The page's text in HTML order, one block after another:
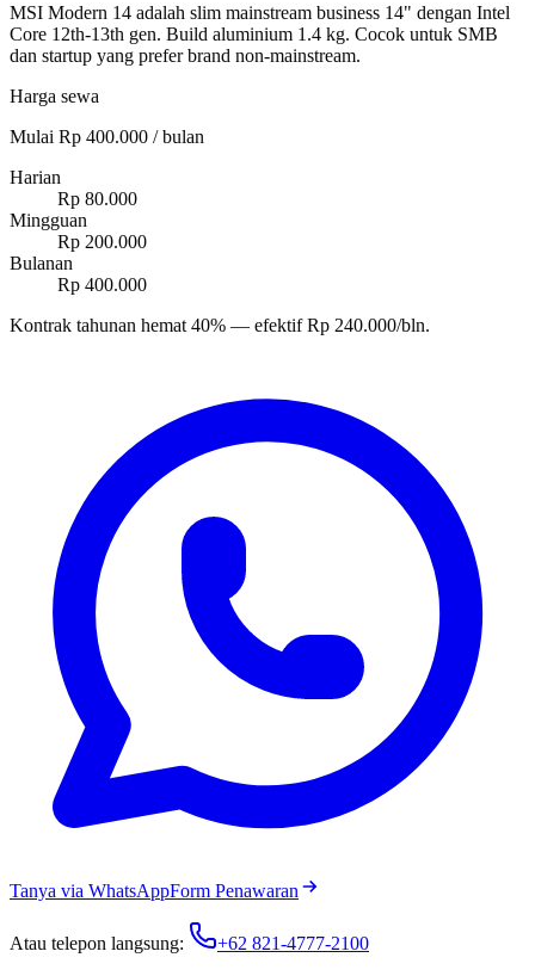
MSI Modern 14 adalah slim mainstream business 14" dengan Intel
Core 12th-13th gen. Build aluminium 1.4 kg. Cocok untuk SMB
dan startup yang prefer brand non-mainstream.
Harga sewa
Mulai Rp 400.000 / bulan
Harian
Rp 80.000
Mingguan
Rp 200.000
Bulanan
Rp 400.000
Kontrak tahunan hemat 40% — efektif Rp 240.000/bln.
Tanya via WhatsAppForm Penawaran
Atau telepon langsung: +62 821-4777-2100